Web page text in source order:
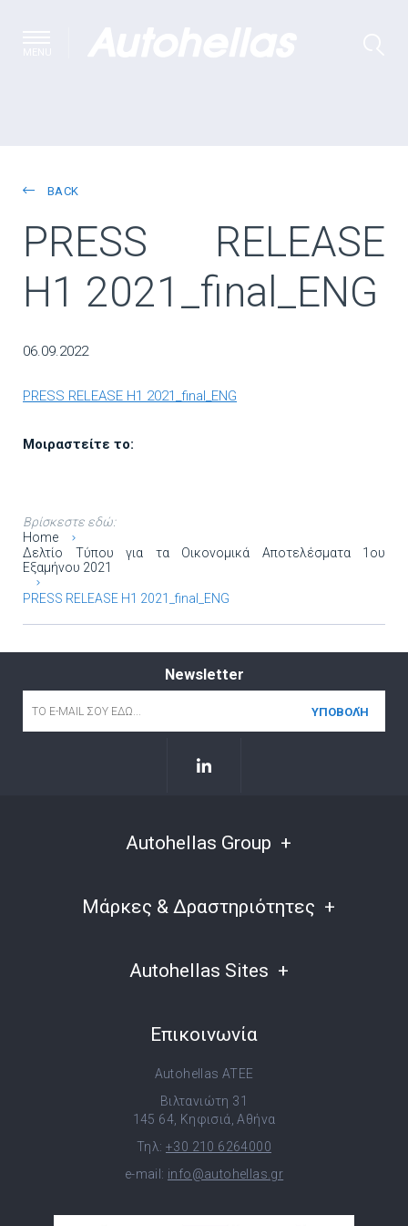
BACK
PRESS RELEASE
H1 2021_final_ENG
06.09.2022
PRESS RELEASE H1 2021_final_ENG
Μοιραστείτε το:
Βρίσκεστε εδώ:
Home
Δελτίο Τύπου για τα Οικονομικά Αποτελέσματα 1ου
Εξαμήνου 2021
PRESS RELEASE H1 2021_final_ENG
Newsletter
Autohellas Group
Μάρκες & Δραστηριότητες
Autohellas Sites
Επικοινωνία
Autohellas ATEE
Βιλτανιώτη 31
145 64, Κηφισιά, Αθήνα
Τηλ: +30 210 6264000
e-mail: info@autohellas.gr